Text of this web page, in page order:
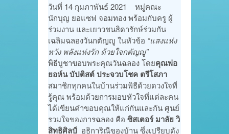
วันที่ 14 กุมภาพันธ์ 2021 หมู่คณะ
นักบุญ ยอแซฟ จอมทอง พร้อมกับครู ผู้
ร่วมงาน และเยาวชนธิดารักษ์ร่วมกัน
เฉลิมฉลองวันกตัญญู ในหัวข้อ “แสงแห่ง
หวัง พลังแห่งรัก ด้วยใจกตัญญู”
พิธีบูชาขอบพระคุณวันฉลอง โดยคุณพ่อ
ยอห์น บัปติสต์ ประจวบโชค ตรีโสภา
สมาชิกทุกคนในบ้านร่วมพิธีด้วยดวงใจที่
รู้คุณ พร้อมด้วยการมอบหัวใจที่แต่ละคน
ได้เขียนคำขอบคุณให้แก่กันและกัน ศูนย์
รวมใจของการฉลอง คือ ซิสเตอร์ มาลัย วิ
สิทธิศิลป์ อธิการิณีของบ้าน ซึ่งเปรียบดัง